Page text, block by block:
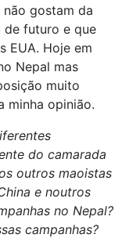
gostam da
de futuro e que
EUA. Hoje em
Nepal mas
muito
minha opinião.
do camarada
outros maoistas
e noutros
no Nepal?
campanhas?